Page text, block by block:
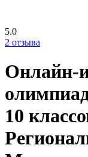
5.0
2 отзыва
Онлайн-
10